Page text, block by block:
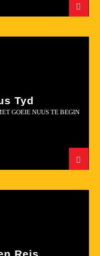
Tyd
GOEIE NUUS TE BEGIN
Reis